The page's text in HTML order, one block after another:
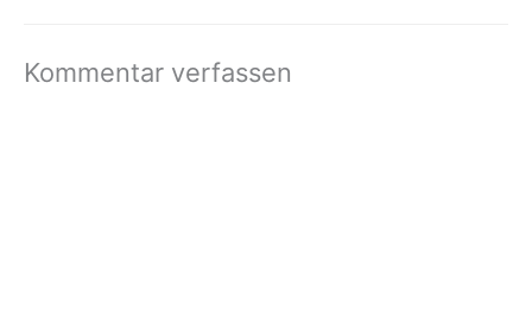
Kommentar verfassen